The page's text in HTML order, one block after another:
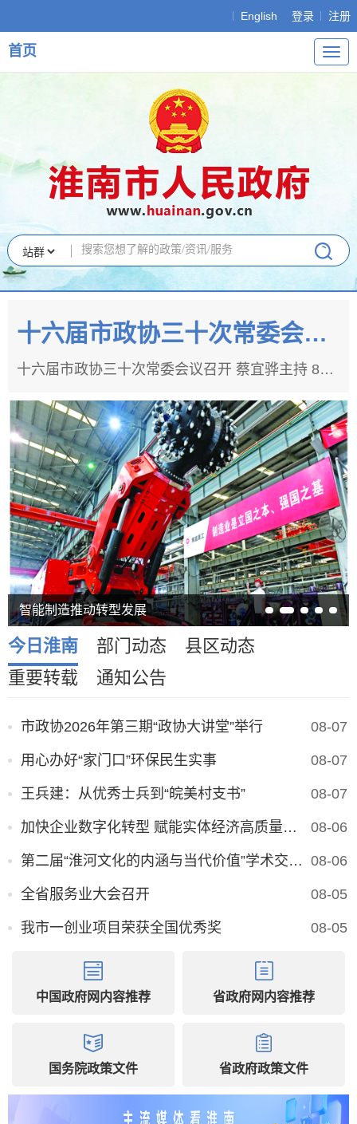
English 登录 注册
导
航
首页
十六届市政协三十次常委会议召开
十六届市政协三十次常委会议召开 蔡宜骅主持 8月6日下午，十六届市政协三十次常委会议在市政务中心召开。市政协主席蔡宜骅主持会议，...
智能制造推动转型发展
今日淮南 部门动态
县区动态
重要转载
通知公告
市政协2026年第三期“政协大讲堂”举行 08-07
用心办好“家门口”环保民生实事 08-07
王兵建：从优秀士兵到“皖美村支书” 08-07
加快企业数字化转型 赋能实体经济高质量发展 08-06
第二届“淮河文化的内涵与当代价值”学术交流会在肥举行 08-06
全省服务业大会召开 08-05
我市一创业项目荣获全国优秀奖 08-05
中国政府网内容推荐 省政府网内容推荐
国务院政策文件 省政府政策文件